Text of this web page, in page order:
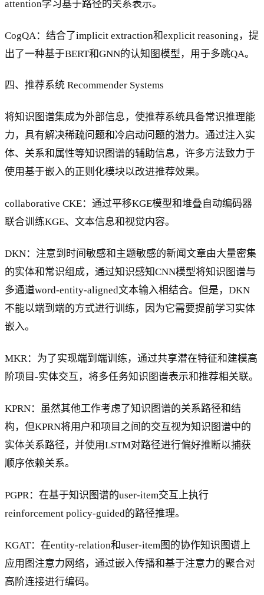
attention学习基于路径的关系表示。
CogQA：结合了implicit extraction和explicit reasoning，提
出了一种基于BERT和GNN的认知图模型，用于多跳QA。
四、推荐系统 Recommender Systems
将知识图谱集成为外部信息，使推荐系统具备常识推理能
力，具有解决稀疏问题和冷启动问题的潜力。通过注入实
体、关系和属性等知识图谱的辅助信息，许多方法致力于
使用基于嵌入的正则化模块以改进推荐效果。
collaborative CKE：通过平移KGE模型和堆叠自动编码器
联合训练KGE、文本信息和视觉内容。
DKN：注意到时间敏感和主题敏感的新闻文章由大量密集
的实体和常识组成，通过知识感知CNN模型将知识图谱与
多通道word-entity-aligned文本输入相结合。但是，DKN
不能以端到端的方式进行训练，因为它需要提前学习实体
嵌入。
MKR：为了实现端到端训练，通过共享潜在特征和建模高
阶项目-实体交互，将多任务知识图谱表示和推荐相关联。
KPRN：虽然其他工作考虑了知识图谱的关系路径和结
构，但KPRN将用户和项目之间的交互视为知识图谱中的
实体关系路径，并使用LSTM对路径进行偏好推断以捕获
顺序依赖关系。
PGPR：在基于知识图谱的user-item交互上执行
reinforcement policy-guided的路径推理。
KGAT：在entity-relation和user-item图的协作知识图谱上
应用图注意力网络，通过嵌入传播和基于注意力的聚合对
高阶连接进行编码。